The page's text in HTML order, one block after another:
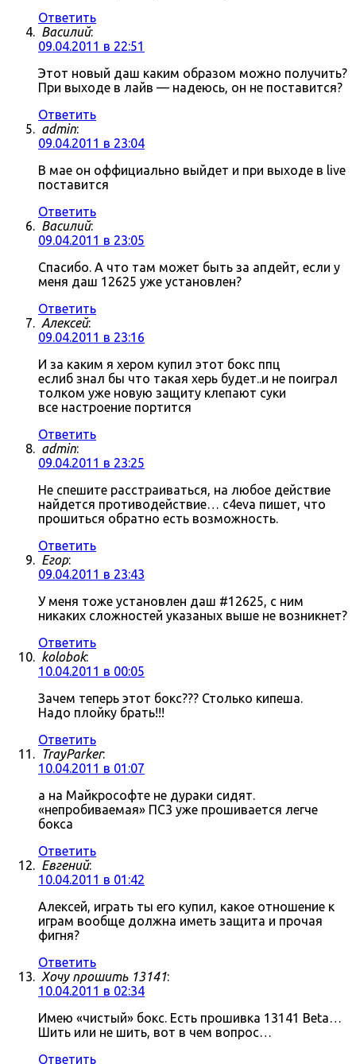
Ответить
Василий:
09.04.2011 в 22:51
Этот новый даш каким образом можно получить?
При выходе в лайв — надеюсь, он не поставится?
Ответить
admin:
09.04.2011 в 23:04
В мае он оффициально выйдет и при выходе в live
поставится
Ответить
Василий:
09.04.2011 в 23:05
Спасибо. А что там может быть за апдейт, если у
меня даш 12625 уже установлен?
Ответить
Алексей:
09.04.2011 в 23:16
И за каким я хером купил этот бокс ппц
еслиб знал бы что такая херь будет..и не поиграл
толком уже новую защиту клепают суки
все настроение портится
Ответить
admin:
09.04.2011 в 23:25
Не спешите расстраиваться, на любое действие
найдется противодействие… c4eva пишет, что
прошиться обратно есть возможность.
Ответить
Егор:
09.04.2011 в 23:43
У меня тоже установлен даш #12625, с ним
никаких сложностей указаных выше не возникнет?
Ответить
kolobok:
10.04.2011 в 00:05
Зачем теперь этот бокс??? Столько кипеша.
Надо плойку брать!!!
Ответить
TrayParker:
10.04.2011 в 01:07
а на Майкрософте не дураки сидят.
«непробиваемая» ПС3 уже прошивается легче
бокса
Ответить
Евгений:
10.04.2011 в 01:42
Алексей, играть ты его купил, какое отношение к
играм вообще должна иметь защита и прочая
фигня?
Ответить
Хочу прошить 13141:
10.04.2011 в 02:34
Имею «чистый» бокс. Есть прошивка 13141 Beta…
Шить или не шить, вот в чем вопрос…
Ответить